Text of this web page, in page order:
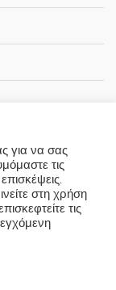
για να σας
τις
στη χρήση
τις